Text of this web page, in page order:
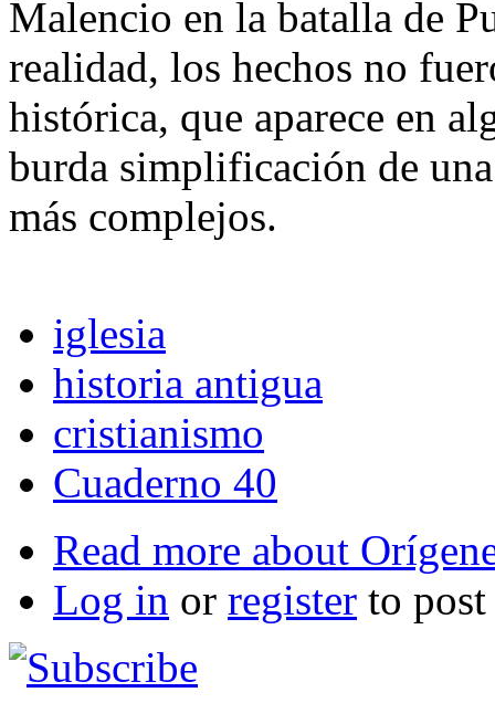
Malencio en la batalla de
realidad, los hechos no
histórica, que aparece en
burda simplificación de
más complejos.
iglesia
historia antigua
cristianismo
Cuaderno 40
Read more about
Log in or register to